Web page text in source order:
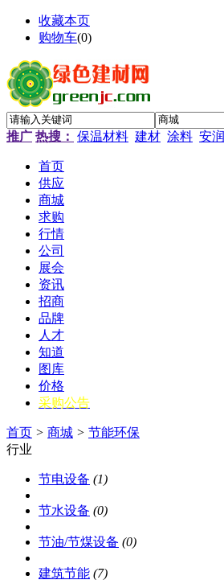
收藏本页
购物车(0)
推广 热搜： 保温材料 建材 涂料 安润
首页
供应
商城
求购
行情
公司
展会
资讯
招商
品牌
人才
知道
图库
价格
采购公告
首页 > 商城 > 节能环保
行业
节电设备 (1)
节水设备 (0)
节油/节煤设备 (0)
建筑节能 (7)